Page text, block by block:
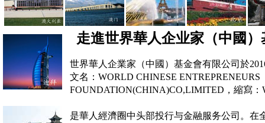
走進世界華人企业家（中國
世界華人企業家（中國）基金會有限公司於
文名：WORLD CHINESE ENTREPRENEURS
FOUNDATION(CHINA)CO,LIMITED，縮寫：
是華人經濟圈中头部投行与金融服务公司。在